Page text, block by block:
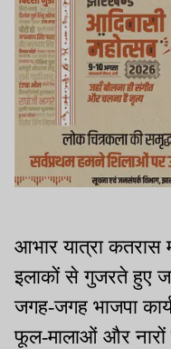
आभार यात्रा कतरास
इलाकों से गुजरते हुए
जगह-जगह भाजपा
फूल-मालाओं और नारों